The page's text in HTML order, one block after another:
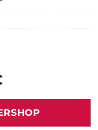
Aktueller
ist:
59,90 €.